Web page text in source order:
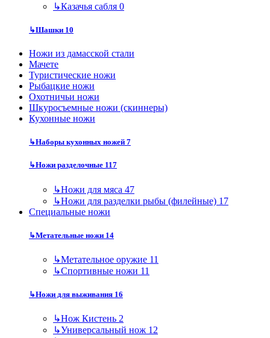
↳Казачья сабля 0
↳Шашки 10
Ножи из дамасской стали
Мачете
Туристические ножи
Рыбацкие ножи
Охотничьи ножи
Шкуросъемные ножи (скиннеры)
Кухонные ножи
↳Наборы кухонных ножей 7
↳Ножи разделочные 117
↳Ножи для мяса 47
↳Ножи для разделки рыбы (филейные) 17
Специальные ножи
↳Метательные ножи 14
↳Метательное оружие 11
↳Спортивные ножи 11
↳Ножи для выживания 16
↳Нож Кистень 2
↳Универсальный нож 12